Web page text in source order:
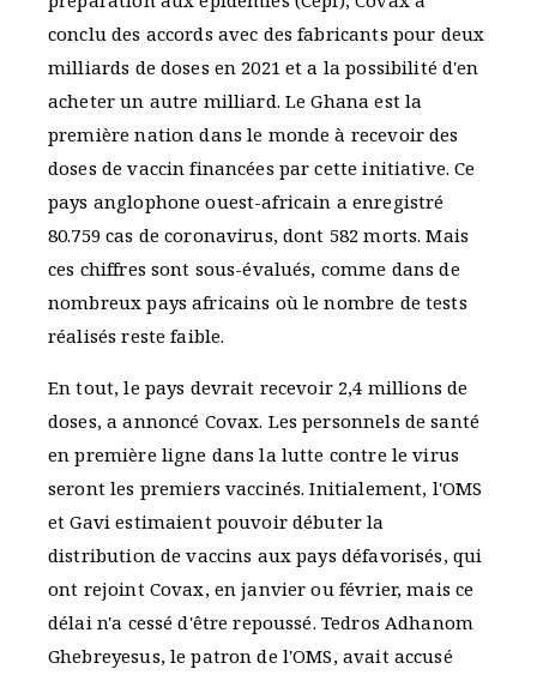
conclu des accords avec des fabricants pour deux
milliards de doses en 2021 et a la possibilité d'en
acheter un autre milliard. Le Ghana est la
première nation dans le monde à recevoir des
doses de vaccin financées par cette initiative. Ce
pays anglophone ouest-africain a enregistré
80.759 cas de coronavirus, dont 582 morts. Mais
ces chiffres sont sous-évalués, comme dans de
nombreux pays africains où le nombre de tests
réalisés reste faible.
En tout, le pays devrait recevoir 2,4 millions de
doses, a annoncé Covax. Les personnels de santé
en première ligne dans la lutte contre le virus
seront les premiers vaccinés. Initialement, l'OMS
et Gavi estimaient pouvoir débuter la
distribution de vaccins aux pays défavorisés, qui
ont rejoint Covax, en janvier ou février, mais ce
délai n'a cessé d'être repoussé. Tedros Adhanom
Ghebreyesus, le patron de l'OMS, avait accusé